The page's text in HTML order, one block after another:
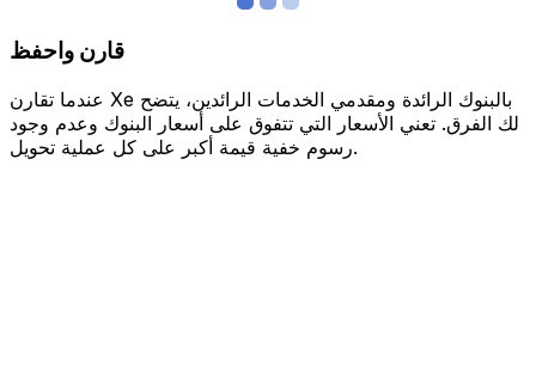
قارن واحفظ
عندما تقارن Xe بالبنوك الرائدة ومقدمي الخدمات الرائدين، يتضح
لك الفرق. تعني الأسعار التي تتفوق على أسعار البنوك وعدم وجود
رسوم خفية قيمة أكبر على كل عملية تحويل.